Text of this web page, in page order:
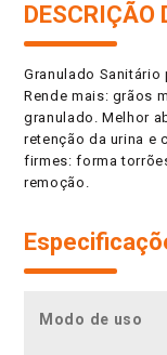
DESCRIÇÃO
Granulado Sanitário
Rende mais: grãos
granulado. Melhor
retenção da urina e
firmes: forma
remoção.
Modo de uso